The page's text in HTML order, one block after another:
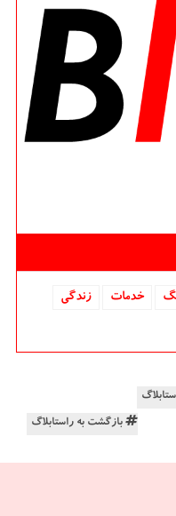
خدمات
زندگی
بازگشت به راستابلاگ